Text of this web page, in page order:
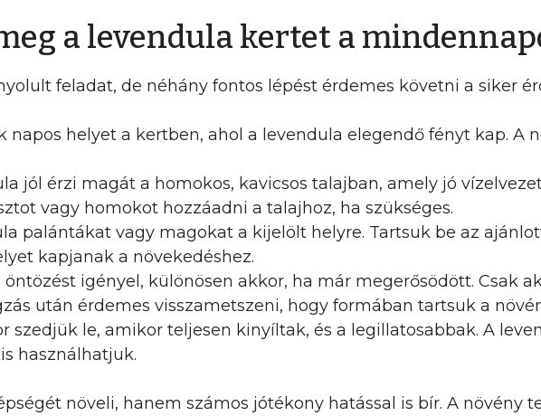
a levendula kertet a
feladat, de néhány fontos lépést érdemes követni a siker
napos helyet a kertben, ahol a levendula elegendő fényt kap. A
jól érzi magát a homokos, kavicsos talajban, amely jó
vagy homokot hozzáadni a talajhoz, ha szükséges.
palántákat vagy magokat a kijelölt helyre. Tartsuk be az
kapjanak a növekedéshez.
igényel, különösen akkor, ha már megerősödött. Csak
után érdemes visszametszeni, hogy formában tartsuk a
szedjük le, amikor teljesen kinyíltak, és a legillatosabbak. A
használhatjuk.
növeli, hanem számos jótékony hatással is bír. A növény